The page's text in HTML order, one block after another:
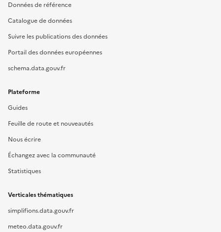
Données de référence
Catalogue de données
Suivre les publications des données
Portail des données européennes
schema.data.gouv.fr
Plateforme
Guides
Feuille de route et nouveautés
Nous écrire
Échangez avec la communauté
Statistiques
Verticales thématiques
simplifions.data.gouv.fr
meteo.data.gouv.fr